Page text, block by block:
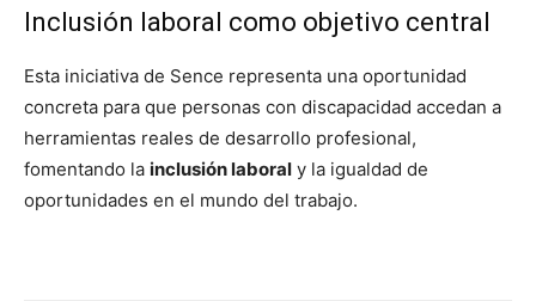
Inclusión laboral como objetivo central
Esta iniciativa de Sence representa una oportunidad
concreta para que personas con discapacidad accedan a
herramientas reales de desarrollo profesional,
fomentando la inclusión laboral y la igualdad de
oportunidades en el mundo del trabajo.